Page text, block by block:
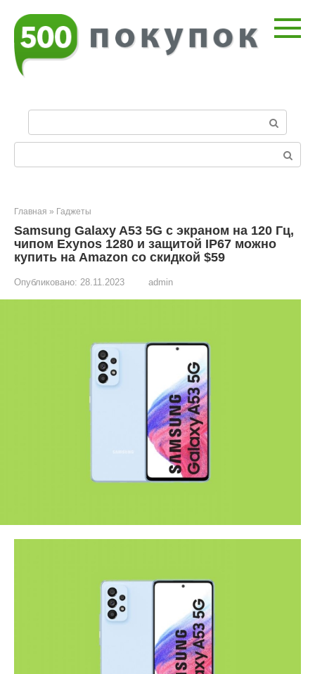
контенту
о
и
Главная » Гаджеты
Samsung Galaxy A53 5G c экраном на 120 Гц,
чипом Exynos 1280 и защитой IP67 можно
купить на Amazon со скидкой $59
Опубликовано: 28.11.2023 admin